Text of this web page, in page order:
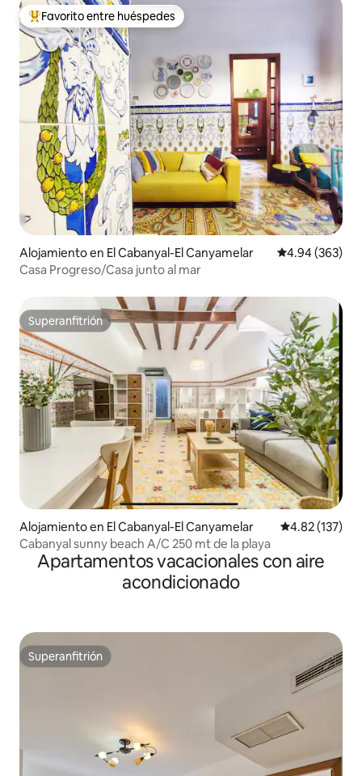
Favorito entre huéspedes preferido
Favorito entre huéspedes
Alojamiento en El Cabanyal-El Canyamelar Calificación
4.94 (363)
Casa Progreso/Casa junto al mar
Superanfitrión
Superanfitrión
Alojamiento en El Cabanyal-El Canyamelar Calificación
4.82 (137)
Cabanyal sunny beach A/C 250 mt de la playa
Apartamentos vacacionales con aire
acondicionado
Superanfitrión
Superanfitrión